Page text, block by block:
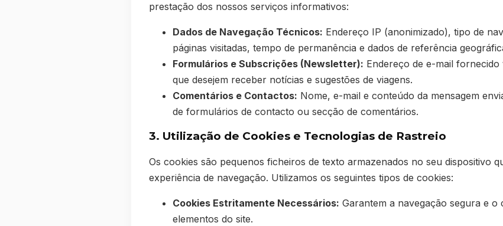
prestação dos nossos serviços informativos:
Dados de Navegação Técnicos: Endereço IP (anonimizado), tipo de
páginas visitadas, tempo de permanência e dados de referência
Formulários e Subscrições (Newsletter): Endereço de e-mail
que desejem receber notícias e sugestões de viagens.
Comentários e Contactos: Nome, e-mail e conteúdo da mensagem
de formulários de contacto ou secção de comentários.
3. Utilização de Cookies e Tecnologias de Rastreio
Os cookies são pequenos ficheiros de texto armazenados no seu dispositivo
experiência de navegação. Utilizamos os seguintes tipos de cookies:
Cookies Estritamente Necessários: Garantem a navegação segura e
elementos do site.